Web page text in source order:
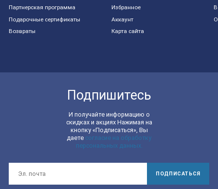
Партнерская программа
Подарочные сертификаты
Возвраты
Избранное
Аккаунт
Карта сайта
Подпишитесь
И получайте информацию о
скидках и акциях Нажимая на
кнопку «Подписаться», Вы
даете согласие на обработку
персональных данных.
ПОДПИСАТЬСЯ